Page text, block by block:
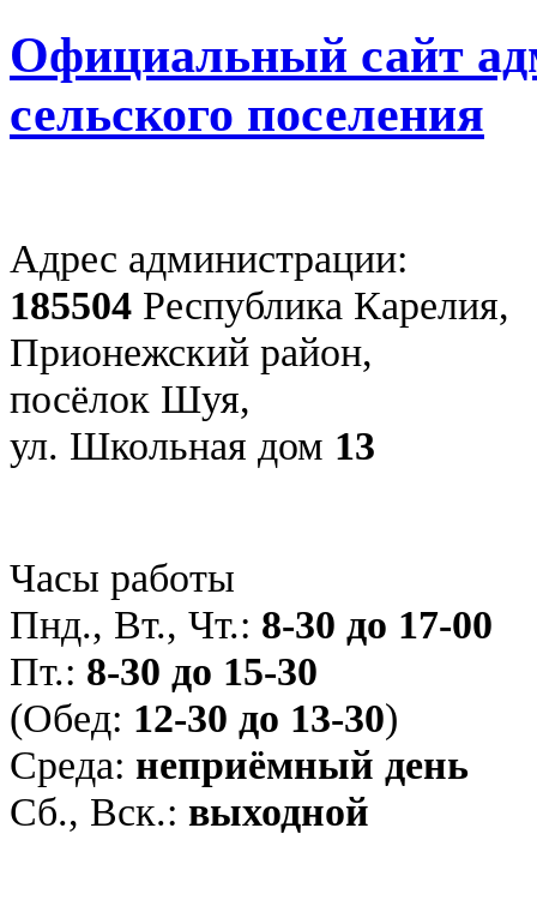
Официальный сайт
сельского поселения
Адрес администрации:
185504 Республика Карелия,
Прионежский район,
посёлок Шуя,
ул. Школьная дом 13
Часы работы
Пнд., Вт., Чт.: 8-30 до 17-00
Пт.: 8-30 до 15-30
(Обед: 12-30 до 13-30)
Среда: неприёмный день
Сб., Вск.: выходной